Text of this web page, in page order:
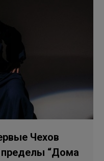
Чехов
“Дома